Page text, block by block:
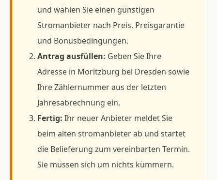
und wählen Sie einen günstigen
Stromanbieter nach Preis, Preisgarantie
und Bonusbedingungen.
Antrag ausfüllen: Geben Sie Ihre
Adresse in Moritzburg bei Dresden sowie
Ihre Zählernummer aus der letzten
Jahresabrechnung ein.
Fertig: Ihr neuer Anbieter meldet Sie
beim alten stromanbieter ab und startet
die Belieferung zum vereinbarten Termin.
Sie müssen sich um nichts kümmern.